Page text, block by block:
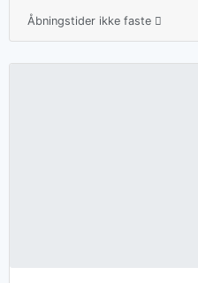
Åbningstider ikke faste